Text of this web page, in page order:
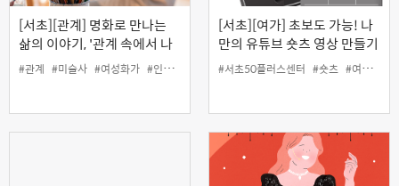
[서초][관계] 명화로 만나는
삶의 이야기, '관계 속에서 나
를 지키며 살아간 여성 화가
들' (온라인)
#관계 #미술사 #여성화가 #인생설계
[서초][여가] 초보도 가능! 나
만의 유튜브 숏츠 영상 만들기
#서초50플러스센터 #숏츠 #여가